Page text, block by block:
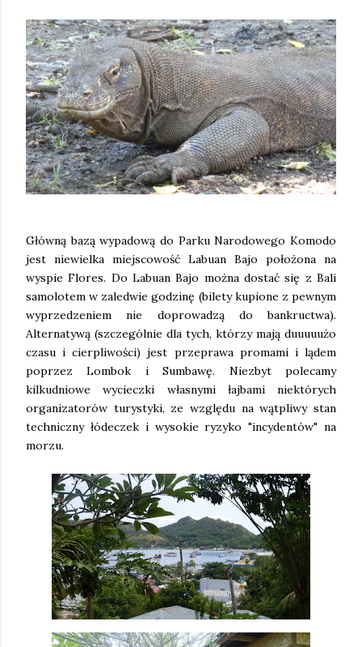
Główną bazą wypadową do Parku Narodowego Komodo
jest niewielka miejscowość Labuan Bajo położona na
wyspie Flores. Do Labuan Bajo można dostać się z Bali
samolotem w zaledwie godzinę (bilety kupione z pewnym
wyprzedzeniem nie doprowadzą do bankructwa).
Alternatywą (szczególnie dla tych, którzy mają duuuuużo
czasu i cierpliwości) jest przeprawa promami i lądem
poprzez Lombok i Sumbawę. Niezbyt polecamy
kilkudniowe wycieczki własnymi łajbami niektórych
organizatorów turystyki, ze względu na wątpliwy stan
techniczny łódeczek i wysokie ryzyko "incydentów" na
morzu.